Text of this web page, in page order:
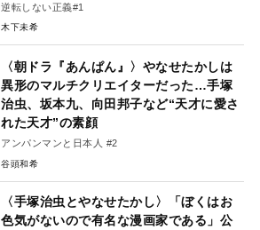
逆転しない正義#1
木下未希
〈朝ドラ『あんぱん』〉やなせたかしは
異形のマルチクリエイターだった…手塚
治虫、坂本九、向田邦子など“天才に愛さ
れた天才”の素顔
アンパンマンと日本人 #2
谷頭和希
〈手塚治虫とやなせたかし〉「ぼくはお
色気がないので有名な漫画家である」公